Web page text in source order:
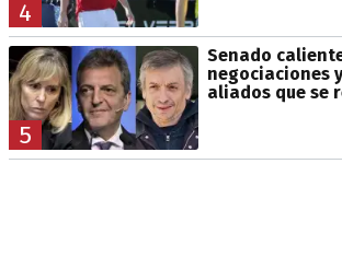
4
5
Senado
negociaciones
aliados que se